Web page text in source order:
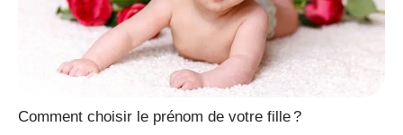
Comment choisir le prénom de votre fille ?